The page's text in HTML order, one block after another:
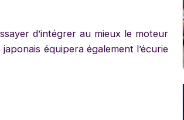
d’intégrer au mieux le moteur
équipera également l’écurie